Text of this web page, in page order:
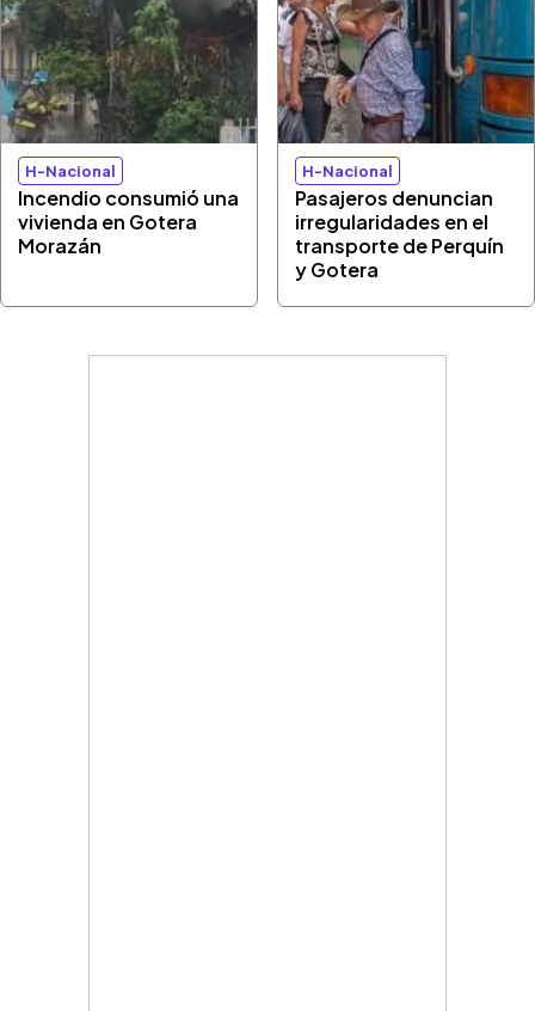
H-Nacional
Incendio consumió una
vivienda en Gotera
Morazán
H-Nacional
Pasajeros denuncian
irregularidades en el
transporte de Perquín
y Gotera